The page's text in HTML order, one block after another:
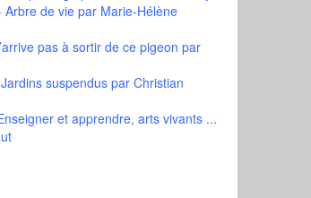
Arbre de viepar Marie-Hélène
pas à sortir de ce pigeon par
suspenduspar Christian
et apprendre, arts vivants ...